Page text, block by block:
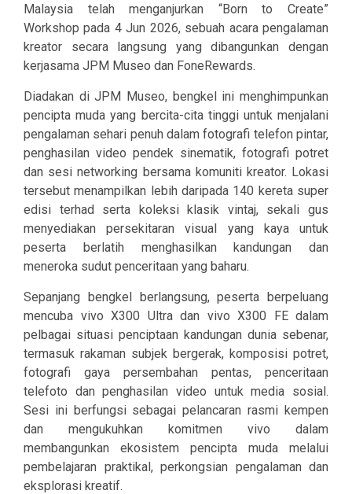
Malaysia telah menganjurkan “Born to Create”
Workshop pada 4 Jun 2026, sebuah acara pengalaman
kreator secara langsung yang dibangunkan dengan
kerjasama JPM Museo dan FoneRewards.
Diadakan di JPM Museo, bengkel ini menghimpunkan
pencipta muda yang bercita-cita tinggi untuk menjalani
pengalaman sehari penuh dalam fotografi telefon pintar,
penghasilan video pendek sinematik, fotografi potret
dan sesi networking bersama komuniti kreator. Lokasi
tersebut menampilkan lebih daripada 140 kereta super
edisi terhad serta koleksi klasik vintaj, sekali gus
menyediakan persekitaran visual yang kaya untuk
peserta berlatih menghasilkan kandungan dan
meneroka sudut penceritaan yang baharu.
Sepanjang bengkel berlangsung, peserta berpeluang
mencuba vivo X300 Ultra dan vivo X300 FE dalam
pelbagai situasi penciptaan kandungan dunia sebenar,
termasuk rakaman subjek bergerak, komposisi potret,
fotografi gaya persembahan pentas, penceritaan
telefoto dan penghasilan video untuk media sosial.
Sesi ini berfungsi sebagai pelancaran rasmi kempen
dan mengukuhkan komitmen vivo dalam
membangunkan ekosistem pencipta muda melalui
pembelajaran praktikal, perkongsian pengalaman dan
eksplorasi kreatif.